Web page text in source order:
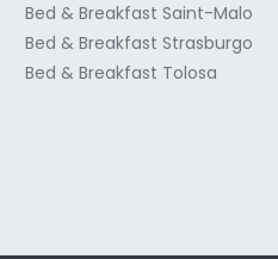
Bed & Breakfast Saint-Malo
Bed & Breakfast Strasburgo
Bed & Breakfast Tolosa